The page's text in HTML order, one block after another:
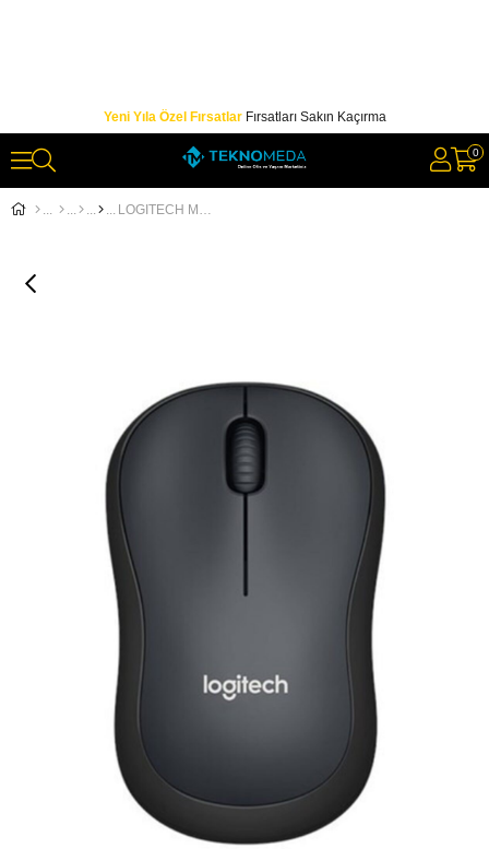
Yeni Yıla Özel FırsatlarFırsatları Sakın Kaçırma
0
LOGITECH M220 SLIENT CHARCOAL 910-004878